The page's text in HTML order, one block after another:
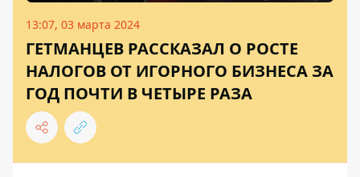
13:07, 03 марта 2024
ГЕТМАНЦЕВ РАССКАЗАЛ О РОСТЕ
НАЛОГОВ ОТ ИГОРНОГО БИЗНЕСА ЗА
ГОД ПОЧТИ В ЧЕТЫРЕ РАЗА